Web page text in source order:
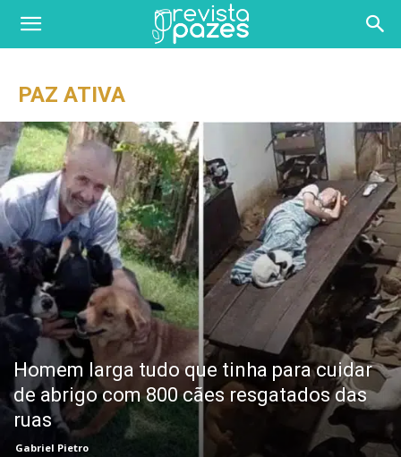
PAZ ATIVA
Homem larga tudo que tinha para cuidar
de abrigo com 800 cães resgatados das
ruas
Gabriel Pietro